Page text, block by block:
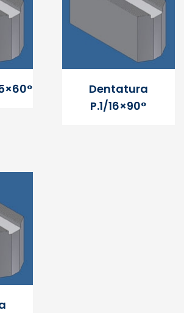
Dentatura
P.1/16×90°